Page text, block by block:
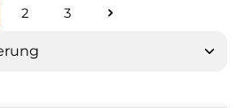
Seite
2
Seite
3